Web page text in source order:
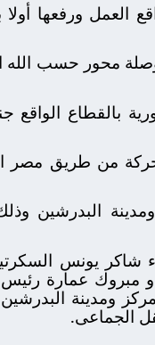
ورفعها أولا
محور حسب الله
بالقطاع الواقع
من طريق مصر
البدرشين
شاكر يونس
و مبروك عمارة
ومدينة
الجماعى.